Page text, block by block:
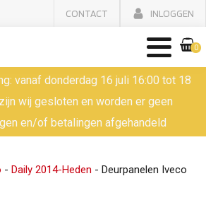
CONTACT INLOGGEN
0
vanaf donderdag 16 juli 16:00 tot 18
wij gesloten en worden er geen
en/of betalingen afgehandeld
- Daily 2014-Heden - Deurpanelen Iveco